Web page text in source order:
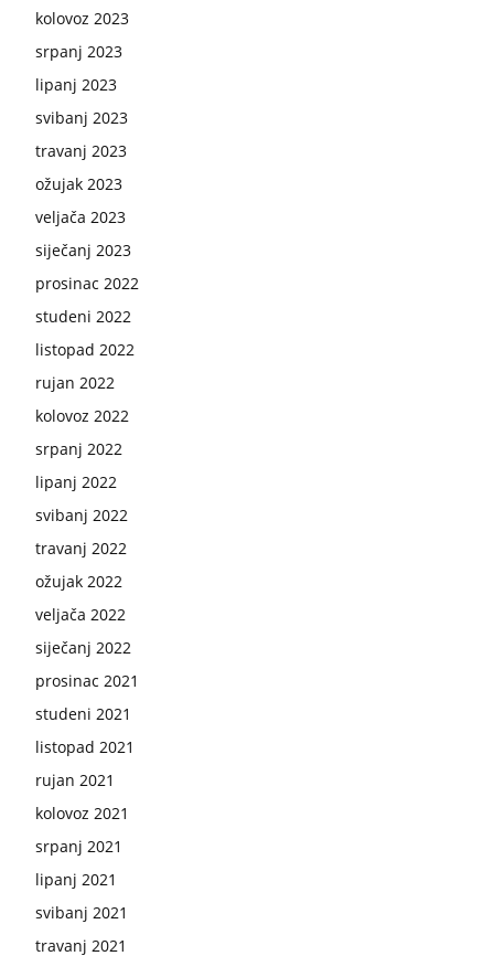
kolovoz 2023
srpanj 2023
lipanj 2023
svibanj 2023
travanj 2023
ožujak 2023
veljača 2023
siječanj 2023
prosinac 2022
studeni 2022
listopad 2022
rujan 2022
kolovoz 2022
srpanj 2022
lipanj 2022
svibanj 2022
travanj 2022
ožujak 2022
veljača 2022
siječanj 2022
prosinac 2021
studeni 2021
listopad 2021
rujan 2021
kolovoz 2021
srpanj 2021
lipanj 2021
svibanj 2021
travanj 2021